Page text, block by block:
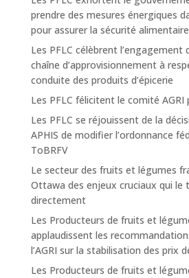
prendre des mesures énergiques
pour assurer la sécurité
Les PFLC célèbrent l’engagement
chaîne d’approvisionnement à
conduite des produits d’épicerie
Les PFLC félicitent le comité
Les PFLC se réjouissent de la
APHIS de modifier l’ordonnance
ToBRFV
Le secteur des fruits et légumes
Ottawa des enjeux cruciaux qui le
directement
Les Producteurs de fruits et
applaudissent les
l’AGRI sur la stabilisation des prix
Les Producteurs de fruits et